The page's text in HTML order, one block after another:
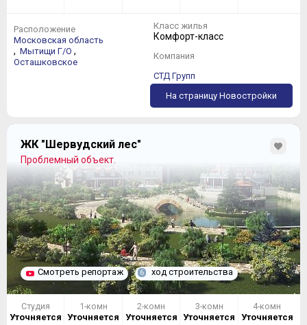
Расположение
Московская область
, Мытищи Г/О ,
Осташковское
Класс жилья
Комфорт-класс
Компания
СТД Групп
На страницу Новостройки
ЖК "Шервудский лес"
Проблемный объект.
Смотреть репортаж 6 ход строительства
Студия
Уточняется
1-комн
Уточняется
2-комн
Уточняется
3-комн
Уточняется
4-комн
Уточняется